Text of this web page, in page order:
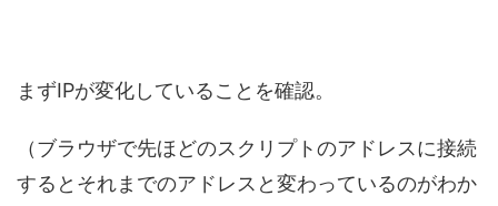
まずIPが変化していることを確認。
（ブラウザで先ほどのスクリプトのアドレスに接続
するとそれまでのアドレスと変わっているのがわか